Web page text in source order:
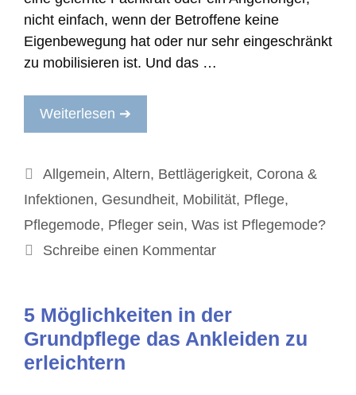
nicht einfach, wenn der Betroffene keine
Eigenbewegung hat oder nur sehr eingeschränkt
zu mobilisieren ist. Und das …
Weiterlesen ➔
Kategorien
Allgemein, Altern, Bettlägerigkeit, Corona &
Infektionen, Gesundheit, Mobilität, Pflege,
Pflegemode, Pfleger sein, Was ist Pflegemode?
Schreibe einen Kommentar
5 Möglichkeiten in der
Grundpflege das Ankleiden zu
erleichtern